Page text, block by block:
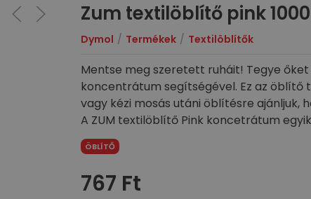
Zum textilöblítő pink
Dymol Termékek Textilöblítők
Mentse meg szeretett ruháit! Tegye
koncentrátum segítségével. Ez az öblítő
vagy kézi mosás utáni öblítésre ajánljuk,
A ZUM textilöblítő Pink koncetrátum
nemcsak puhák lesznek tőle, hanem
lesznek annyira statikusak. Válasszon a B
frissen mosott ruháin!
normál mosás esetén, vagy 60 ml-t 10 l
ÖBLÍTŐ
767 Ft